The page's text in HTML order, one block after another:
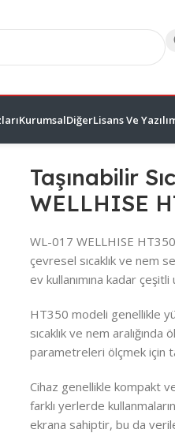
KurumsalDiğerLisans Ve
Taşınabilir
WELLHISE
WL-017 WELLHISE HT350,
çevresel sıcaklık ve nem
ev kullanımına kadar çeşitli
HT350 modeli genellikle
sıcaklık ve nem
parametreleri ölçmek için
Cihaz genellikle kompakt
farklı yerlerde
ekrana sahiptir, bu da